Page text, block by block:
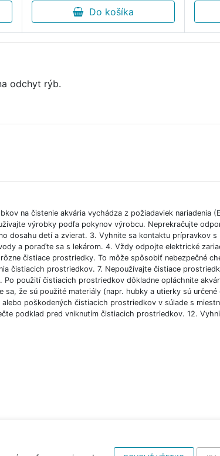
Do košíka
odchyt rýb.
na čistenie akvária vychádza z požiadaviek nariadenia
výrobky podľa pokynov výrobcu. Neprekračujte
dosahu detí a zvierat. 3. Vyhnite sa kontaktu prípravkov
a poraďte sa s lekárom. 4. Vždy odpojte elektrické
čistiace prostriedky. To môže spôsobiť nebezpečné
čistiacich prostriedkov. 7. Nepoužívajte čistiace
použití čistiacich prostriedkov dôkladne opláchnite
že sú použité materiály (napr. hubky a utierky sú
poškodených čistiacich prostriedkov v súlade s
podklad pred vniknutím čistiacich prostriedkov. 12.